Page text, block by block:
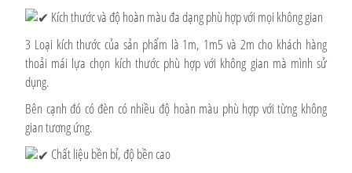
Kích thước và độ hoàn màu đa dạng phù hợp với mọi không gian
3 Loại kích thước của sản phẩm là 1m, 1m5 và 2m cho khách hàng
thoải mái lựa chọn kích thước phù hợp với không gian mà mình sử
dụng.
Bên cạnh đó có đèn có nhiều độ hoàn màu phù hợp với từng không
gian tương ứng.
Chất liệu bền bỉ, độ bền cao